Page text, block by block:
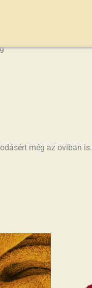
még az oviban is.